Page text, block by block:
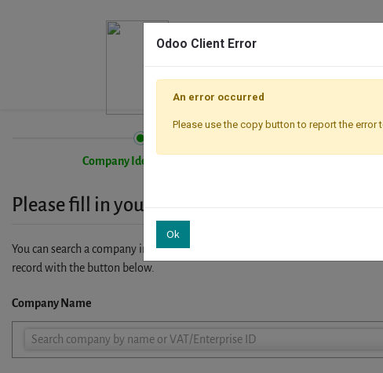
Company Identification
Please fill in your company details
You can search a company in our database by name, VAT or enterprise ID.
record with the button below.
Company Name
Search company by name or VAT/Enterprise ID
Company
Odoo Client Error
An error occurred
Please use the copy button to report the error
Ok